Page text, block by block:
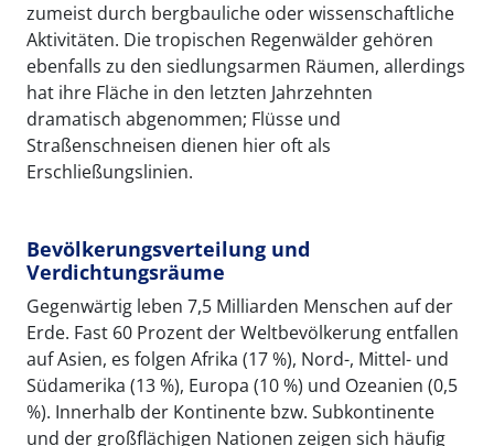
zumeist durch bergbauliche oder wissenschaftliche
Aktivitäten. Die tropischen Regenwälder gehören
ebenfalls zu den siedlungsarmen Räumen, allerdings
hat ihre Fläche in den letzten Jahrzehnten
dramatisch abgenommen; Flüsse und
Straßenschneisen dienen hier oft als
Erschließungslinien.
Bevölkerungsverteilung und
Verdichtungsräume
Gegenwärtig leben 7,5 Milliarden Menschen auf der
Erde. Fast 60 Prozent der Weltbevölkerung entfallen
auf Asien, es folgen Afrika (17 %), Nord-, Mittel- und
Südamerika (13 %), Europa (10 %) und Ozeanien (0,5
%). Innerhalb der Kontinente bzw. Subkontinente
und der großflächigen Nationen zeigen sich häufig